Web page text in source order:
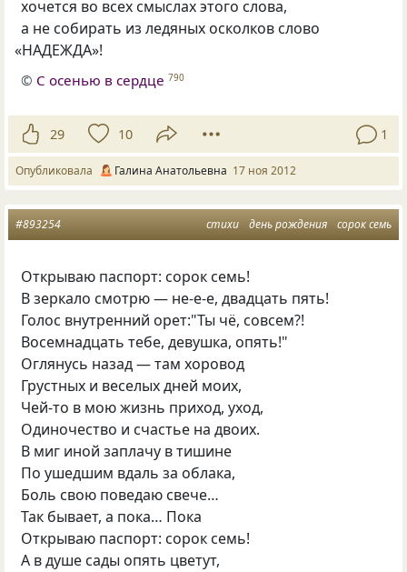
хочется во всех смыслах этого слова,
а не собирать из ледяных осколков слово
«НАДЕЖДА»!
© С осенью в сердце 790
29 10 1
Опубликовала Галина Анатольевна 17 ноя 2012
стихи день рождения сорок семь
#893254
Открываю паспорт: сорок семь!
В зеркало смотрю — не-е-е, двадцать пять!
Голос внутренний орет:"Ты чё, совсем?!
Восемнадцать тебе, девушка, опять!"
Оглянусь назад — там хоровод
Грустных и веселых дней моих,
Чей-то в мою жизнь приход, уход,
Одиночество и счастье на двоих.
В миг иной заплачу в тишине
По ушедшим вдаль за облака,
Боль свою поведаю свече…
Так бывает, а пока… Пока
Открываю паспорт: сорок семь!
А в душе сады опять цветут,